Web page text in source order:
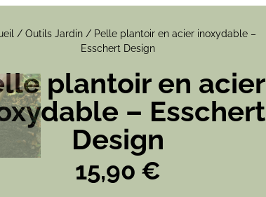
/ Outils Jardin/ Pelle plantoir en acier inoxydable –
Esschert Design
plantoir en acier
– Esschert
Design
15,90 €